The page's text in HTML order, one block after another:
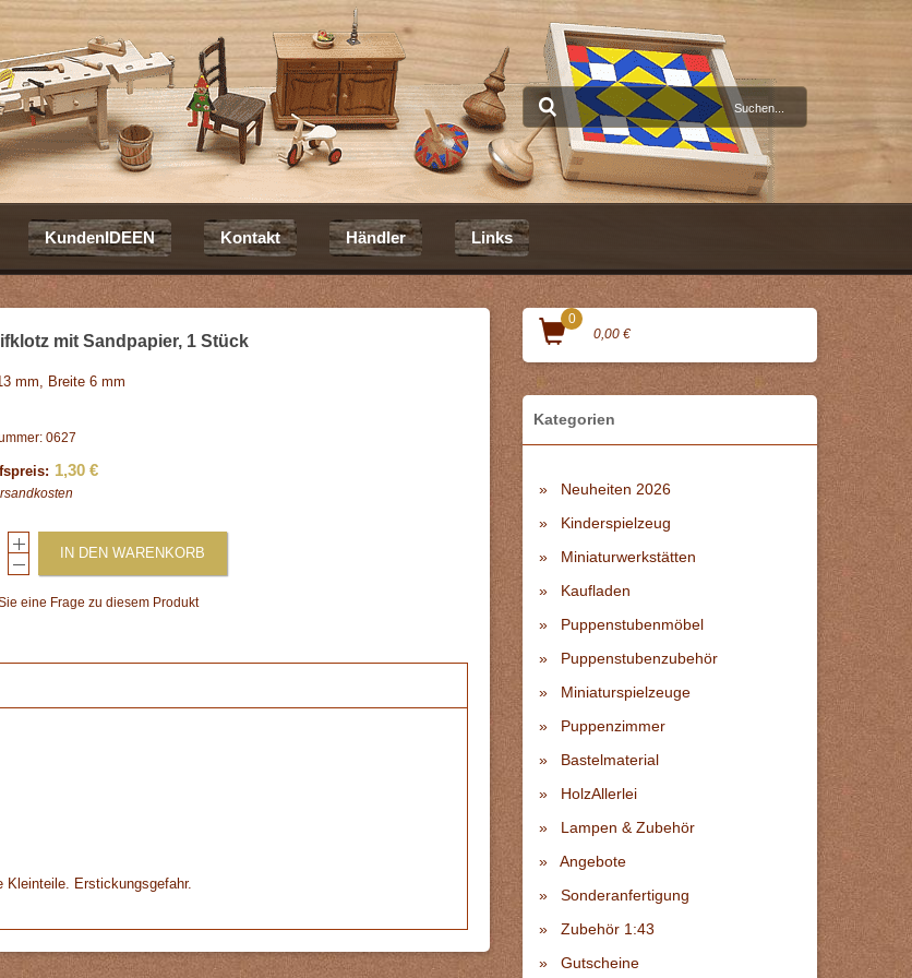
KundenIDEEN Kontakt Händler Links
mit Sandpapier, 1 Stück
mm, Breite 6 mm
0627
1,30 €
IN DEN WARENKORB
eine Frage zu diesem Produkt
Kleinteile. Erstickungsgefahr.
0
0,00 €
Kategorien
Neuheiten 2026
Kinderspielzeug
Miniaturwerkstätten
Kaufladen
Puppenstubenmöbel
Puppenstubenzubehör
Miniaturspielzeuge
Puppenzimmer
Bastelmaterial
HolzAllerlei
Lampen & Zubehör
Angebote
Sonderanfertigung
Zubehör 1:43
Gutscheine